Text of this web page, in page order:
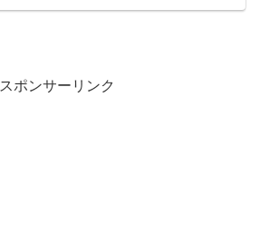
スポンサーリンク